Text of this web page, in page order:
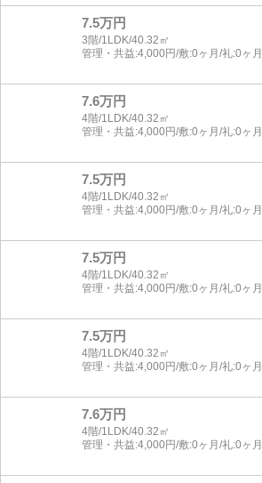
7.5万円
3階/1LDK/40.32㎡
管理・共益:4,000円/敷:0ヶ月/礼:0ヶ月
7.6万円
4階/1LDK/40.32㎡
管理・共益:4,000円/敷:0ヶ月/礼:0ヶ月
7.5万円
4階/1LDK/40.32㎡
管理・共益:4,000円/敷:0ヶ月/礼:0ヶ月
7.5万円
4階/1LDK/40.32㎡
管理・共益:4,000円/敷:0ヶ月/礼:0ヶ月
7.5万円
4階/1LDK/40.32㎡
管理・共益:4,000円/敷:0ヶ月/礼:0ヶ月
7.6万円
4階/1LDK/40.32㎡
管理・共益:4,000円/敷:0ヶ月/礼:0ヶ月